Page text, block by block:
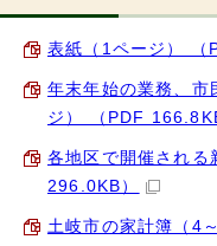
表紙（1ページ） （
年末年始の業務、市
ジ） （PDF
各地区で開催される
296.0KB）
土岐市の家計簿（4